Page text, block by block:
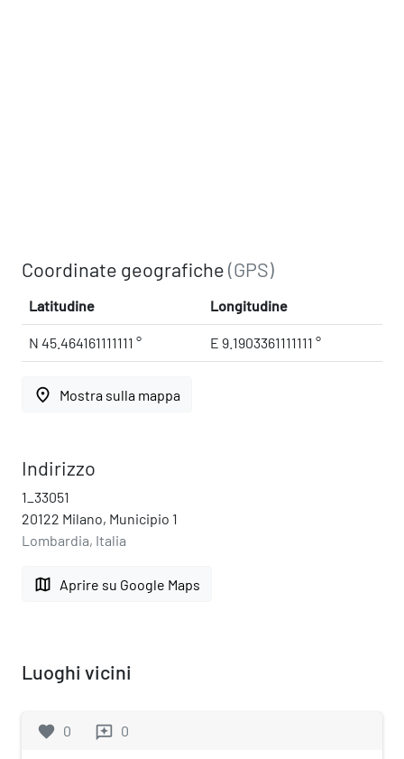
Coordinate geografiche(GPS)
Latitudine Longitudine
N 45.464161111111 ° E 9.1903361111111 °
place Mostra sulla mappa
Indirizzo
1_33051
20122 Milano, Municipio 1
Lombardia, Italia
map Aprire su Google Maps
Luoghi vicini
favorite 0 reviews 0